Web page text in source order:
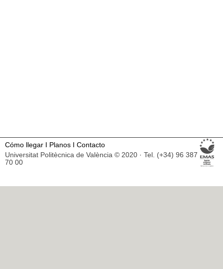
Cómo llegar Planos
Contacto
Universitat Politècnica de València © 2020 · Tel. (+34) 96 387
70 00